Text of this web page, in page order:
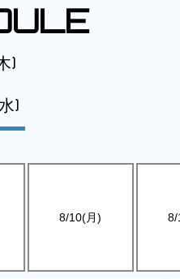
)
)
8/10(月) 8/